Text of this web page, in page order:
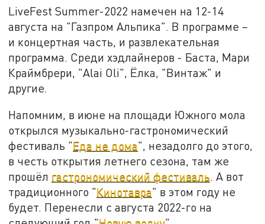
LiveFest Summer-2022 намечен на 12-14
августа на "Газпром Альпика". В программе –
и концертная часть, и развлекательная
программа. Среди хэдлайнеров - Баста, Мари
Краймбрери, "Alai Oli", Ёлка, "Винтаж" и
другие.
Напомним, в июне на площади Южного мола
открылся музыкально-гастрономический
фестиваль "Еда не дома", незадолго до этого,
в честь открытия летнего сезона, там же
прошёл гастрономический фестиваль. А вот
традиционного "Кинотавра" в этом году не
будет. Перенесли с августа 2022-го на